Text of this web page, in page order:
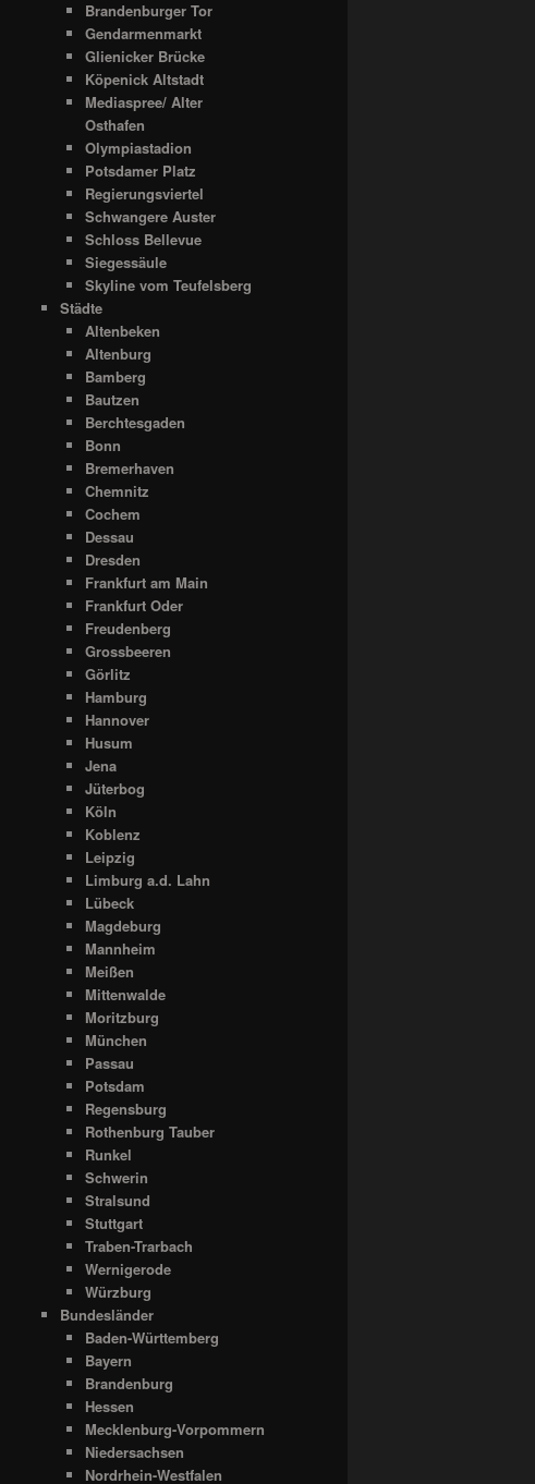
Brandenburger Tor
Gendarmenmarkt
Glienicker Brücke
Köpenick Altstadt
Mediaspree/ Alter
Osthafen
Olympiastadion
Potsdamer Platz
Regierungsviertel
Schwangere Auster
Schloss Bellevue
Siegessäule
Skyline vom Teufelsberg
Städte
Altenbeken
Altenburg
Bamberg
Bautzen
Berchtesgaden
Bonn
Bremerhaven
Chemnitz
Cochem
Dessau
Dresden
Frankfurt am Main
Frankfurt Oder
Freudenberg
Grossbeeren
Görlitz
Hamburg
Hannover
Husum
Jena
Jüterbog
Köln
Koblenz
Leipzig
Limburg a.d. Lahn
Lübeck
Magdeburg
Mannheim
Meißen
Mittenwalde
Moritzburg
München
Passau
Potsdam
Regensburg
Rothenburg Tauber
Runkel
Schwerin
Stralsund
Stuttgart
Traben-Trarbach
Wernigerode
Würzburg
Bundesländer
Baden-Württemberg
Bayern
Brandenburg
Hessen
Mecklenburg-Vorpommern
Niedersachsen
Nordrhein-Westfalen